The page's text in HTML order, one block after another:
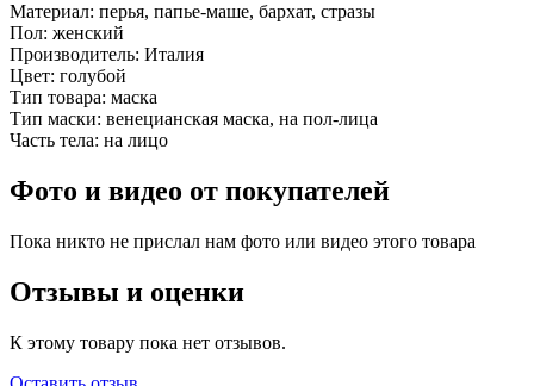
Материал: перья, папье-маше, бархат, стразы
Пол: женский
Производитель: Италия
Цвет: голубой
Тип товара: маска
Тип маски: венецианская маска, на пол-лица
Часть тела: на лицо
Фото и видео от покупателей
Пока никто не прислал нам фото или видео этого товара
Отзывы и оценки
К этому товару пока нет отзывов.